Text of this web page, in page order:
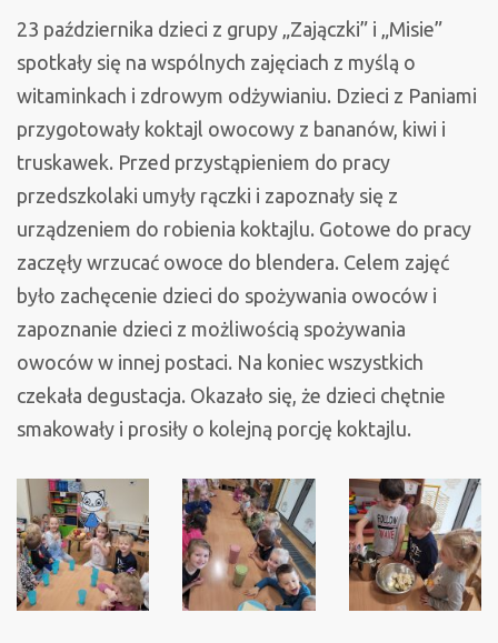
23 października dzieci z grupy „Zajączki” i „Misie”
spotkały się na wspólnych zajęciach z myślą o
witaminkach i zdrowym odżywianiu. Dzieci z Paniami
przygotowały koktajl owocowy z bananów, kiwi i
truskawek. Przed przystąpieniem do pracy
przedszkolaki umyły rączki i zapoznały się z
urządzeniem do robienia koktajlu. Gotowe do pracy
zaczęły wrzucać owoce do blendera. Celem zajęć
było zachęcenie dzieci do spożywania owoców i
zapoznanie dzieci z możliwością spożywania
owoców w innej postaci. Na koniec wszystkich
czekała degustacja. Okazało się, że dzieci chętnie
smakowały i prosiły o kolejną porcję koktajlu.